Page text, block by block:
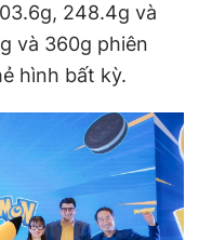
cấp ngày 24.3.2020
Thanh Niên. Cấm sao
sự chấp thuận bằng văn
JSC.
248.4g và
và 360g phiên
hình bất kỳ.